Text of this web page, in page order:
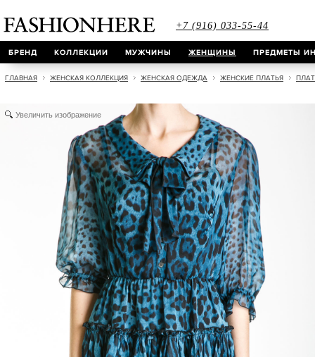
+7 (916) 033-55-44
БРЕНД КОЛЛЕКЦИИ МУЖЧИНЫ ЖЕНЩИНЫ ПРЕДМЕТЫ
ГЛАВНАЯ ЖЕНСКАЯ КОЛЛЕКЦИЯ ЖЕНСКАЯ ОДЕЖДА ЖЕНСКИЕ ПЛАТЬЯ
Увеличить изображение